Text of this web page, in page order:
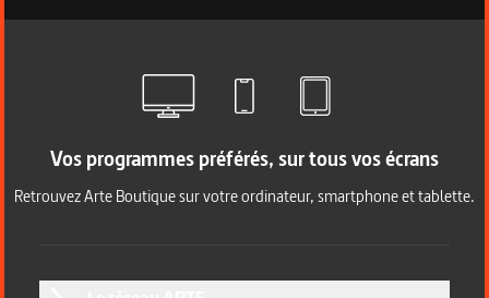
Vos programmes préférés, sur tous vos écrans
Retrouvez Arte Boutique sur votre ordinateur, smartphone et tablette.